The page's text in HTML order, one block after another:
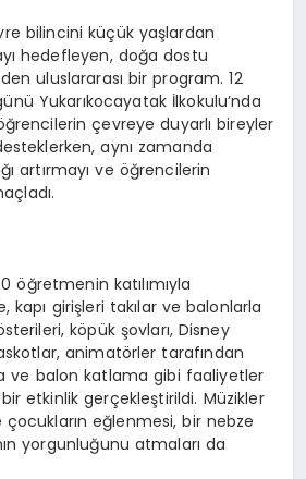
bilincini küçük yaşlardan
hedefleyen, doğa dostu
uluslararası bir program. 12
Yukarıkocayatak İlkokulu’nda
çevreye duyarlı bireyler
aynı zamanda
artırmayı ve öğrencilerin
öğretmenin katılımıyla
kapı girişleri takılar ve balonlarla
köpük şovları, Disney
animatörler tarafından
ve balon katlama gibi faaliyetler
etkinlik gerçekleştirildi. Müzikler
eğlenmesi, bir nebze
yorgunluğunu atmaları da